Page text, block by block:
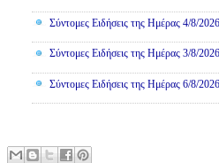
Σύντομες Ειδήσεις της Ημέρας 4/8/2026
Σύντομες Ειδήσεις της Ημέρας 3/8/2026
Σύντομες Ειδήσεις της Ημέρας 6/8/2026